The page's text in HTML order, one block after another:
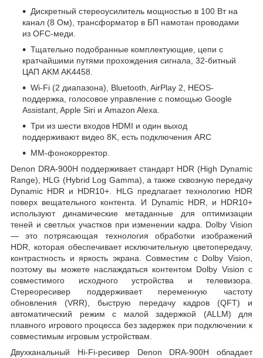
Дискретный стереоусилитель мощностью в 100 Вт на
канал (8 Ом), трансформатор в БП намотан проводами
из OFC-меди.
Тщательно подобранные комплектующие, цепи с
кратчайшими путями прохождения сигнала, 32-битный
ЦАП AKM AK4458.
Wi-Fi (2 диапазона), Bluetooth, AirPlay 2, HEOS-
поддержка, голосовое управление с помощью Google
Assistant, Apple Siri и Amazon Alexa.
Три из шести входов HDMI и один выход
поддерживают видео 8K, есть подключения ARC
MM-фонокорректор.
Denon DRA-900H поддерживает стандарт HDR (High Dynamic
Range), HLG (Hybrid Log Gamma), а также сквозную передачу
Dynamic HDR и HDR10+. HLG предлагает технологию HDR
поверх вещательного контента. И Dynamic HDR, и HDR10+
используют динамические метаданные для оптимизации
теней и светлых участков при изменении кадра. Dolby Vision
— это потрясающая технология обработки изображений
HDR, которая обеспечивает исключительную цветопередачу,
контрастность и яркость экрана. Совместим с Dolby Vision,
поэтому вы можете наслаждаться контентом Dolby Vision с
совместимого исходного устройства и телевизора.
Стереоресивер поддерживает переменную частоту
обновления (VRR), быструю передачу кадров (QFT) и
автоматический режим с малой задержкой (ALLM) для
плавного игрового процесса без задержек при подключении к
совместимым игровым устройствам.
Двухканальный Hi-Fi-ресивер Denon DRA-900H обладает